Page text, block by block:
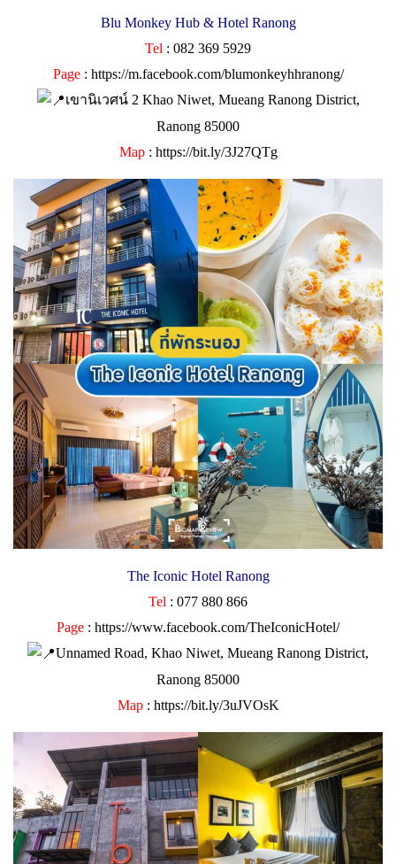
Blu Monkey Hub & Hotel Ranong
Tel : 082 369 5929
Page: https://m.facebook.com/blumonkeyhhranong/
เขานิเวศน์ 2 Khao Niwet, Mueang Ranong District,
Ranong 85000
Map: https://bit.ly/3J27QTg
The Iconic Hotel Ranong
Tel : 077 880 866
Page : https://www.facebook.com/TheIconicHotel/
Unnamed Road, Khao Niwet, Mueang Ranong District,
Ranong 85000
Map: https://bit.ly/3uJVOsK